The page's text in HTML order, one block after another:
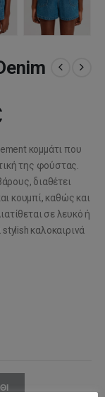
Η
τιμή
είναι:
κομμάτι που
της φούστας.
διαθέτει
κουμπί, καθώς και
σε λευκό ή
καλοκαιρινά